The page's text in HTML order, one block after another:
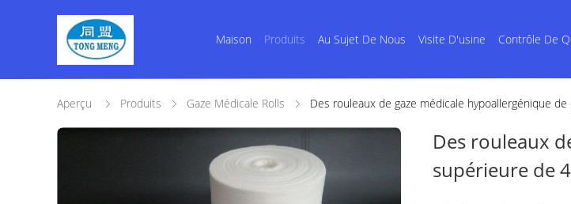
Maison Produits Au Sujet De Nous Visite D'usine Contrôle De
Aperçu Produits Gaze Médicale Rolls Des rouleaux de gaze médicale hypoallergénique
Des rouleaux
supérieure de